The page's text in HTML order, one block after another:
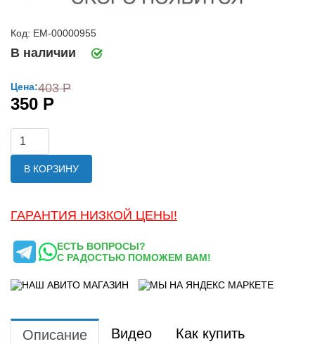
Код: ЕМ-00000955
В наличии
Цена:403 Р
350 Р
В КОРЗИНУ
ГАРАНТИЯ НИЗКОЙ ЦЕНЫ!
ЕСТЬ ВОПРОСЫ?
С РАДОСТЬЮ ПОМОЖЕМ ВАМ!
Описание Видео
Как купить